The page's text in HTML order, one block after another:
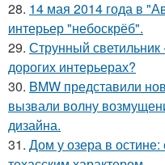
28. 14 мая 2014 года в
интерьер "небоскрёб".
29. Струнный светильник
дорогих интерьерах?
30. BMW представили
вызвали волну
дизайна.
31. Дом у озера в